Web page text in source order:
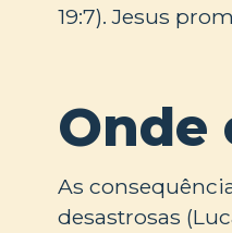
19:7). Jesus
Onde
As
desastrosas